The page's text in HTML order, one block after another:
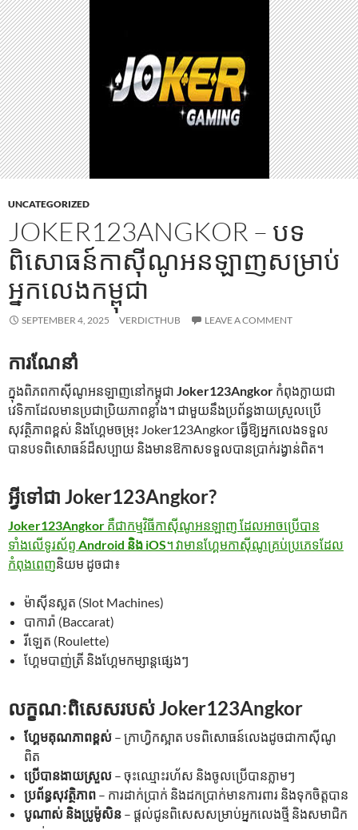
UNCATEGORIZED
JOKER123ANGKOR – បទ
ពិសោធន៍កាស៊ីណូអនឡាញសម្រាប់
អ្នកលេងកម្ពុជា
SEPTEMBER 4, 2025 VERDICTHUB LEAVE A COMMENT
ការណែនាំ
ក្នុងពិភពកាស៊ីណូអនឡាញនៅកម្ពុជា Joker123Angkor កំពុងក្លាយជា
វេទិកាដែលមានប្រជាប្រិយភាពខ្លាំង។ ជាមួយនឹងប្រព័ន្ធងាយស្រួលប្រើ
សុវត្ថិភាពខ្ពស់ និងហ្គែមចម្រុះ Joker123Angkor ធ្វើឱ្យអ្នកលេងទទួល
បានបទពិសោធន៍ដ៏សប្បាយ និងមានឱកាសទទួលបានប្រាក់រង្វាន់ពិត។
អ្វីទៅជា Joker123Angkor?
Joker123Angkor គឺជាកម្មវិធីកាស៊ីណូអនឡាញ ដែលអាចប្រើបាន
ទាំងលើទូរស័ព្ទ Android និង iOS។ វាមានហ្គែមកាស៊ីណូគ្រប់ប្រភេទដែល
កំពុងពេញនិយម ដូចជា៖
ម៉ាស៊ីនស្លត (Slot Machines)
បាការ៉ា (Baccarat)
រីឡេត (Roulette)
ហ្គែមបាញ់ត្រី និងហ្គែមកម្សាន្តផ្សេងៗ
លក្ខណៈពិសេសរបស់ Joker123Angkor
ហ្គែមគុណភាពខ្ពស់ – ក្រាហ្វិកស្អាត បទពិសោធន៍លេងដូចជាកាស៊ីណូ
ពិត
ប្រើបានងាយស្រួល – ចុះឈ្មោះរហ័ស និងចូលប្រើបានភ្លាមៗ
ប្រព័ន្ធសុវត្ថិភាព – ការដាក់ប្រាក់ និងដកប្រាក់មានការពារ និងទុកចិត្តបាន
បូណាស់ និងប្រូម៉ូសិន – ផ្តល់ជូនពិសេសសម្រាប់អ្នកលេងថ្មី និងសមាជិក